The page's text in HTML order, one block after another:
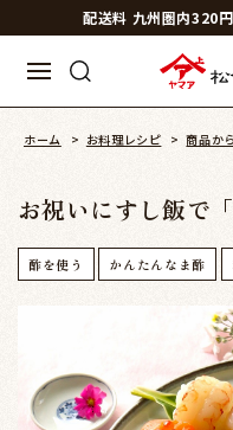
配送料 九州圏内320
ホーム > お料理レシピ > 商品か
お祝いにすし飯で
酢を使う かんたんなま酢